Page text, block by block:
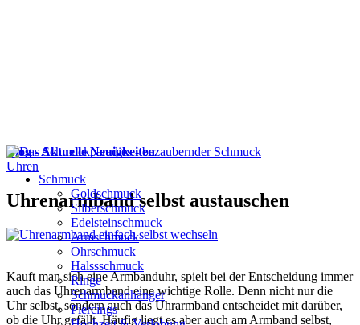
Schmuck
Goldschmuck
Silberschmuck
Edelsteinschmuck
Armschmuck
Ohrschmuck
Halssschmuck
Ringe
Schmuckanhänger
Piercings
Blog - Aktuelle Neuigkeiten
Uhren
Uhrenarmband selbst austauschen
Kauft man sich eine Armbanduhr, spielt bei der Entscheidung immer
auch das Uhrenarmband eine wichtige Rolle. Denn nicht nur die
Uhr selbst, sondern auch das Uhrarmband entscheidet mit darüber,
ob die Uhr gefällt. Häufig liegt es aber auch am Armband selbst,